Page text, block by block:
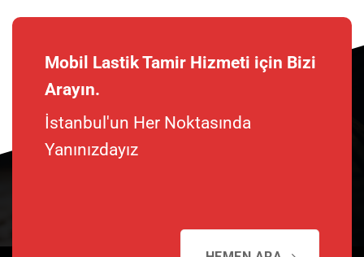
Mobil Lastik Tamir Hizmeti için Bizi
Arayın.
İstanbul'un Her Noktasında
Yanınızdayız